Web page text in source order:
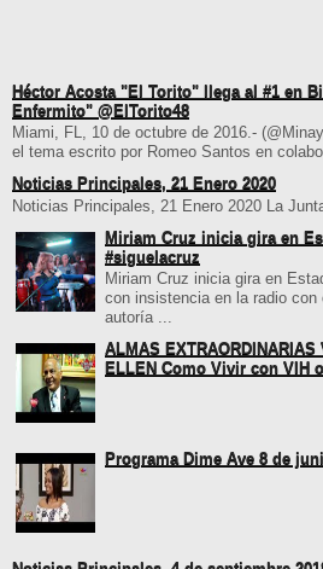
Héctor Acosta "El Torito" llega al #1 en
Enfermito" @ElTorito48
Miami, FL, 10 de octubre de 2016.-
el tema escrito por Romeo Santos en
Noticias Principales, 21 Enero 2020
Noticias Principales, 21 Enero 2020 La
Miriam Cruz inicia gira en
#siguelacruz
Miriam Cruz inicia gira en
con insistencia en la radio con
autoría ...
ALMAS EXTRAORDINARIAS
ELLEN Como Vivir con VIH
Programa Dime Ave 8 de